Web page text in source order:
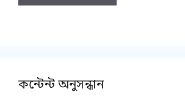
কন্টেন্ট অনুসন্ধান